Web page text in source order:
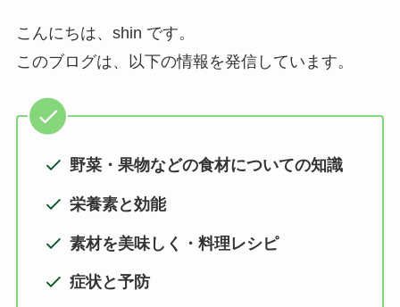
こんにちは、shin です。
このブログは、以下の情報を発信しています。
野菜・果物などの食材についての知識
栄養素と効能
素材を美味しく・料理レシピ
症状と予防